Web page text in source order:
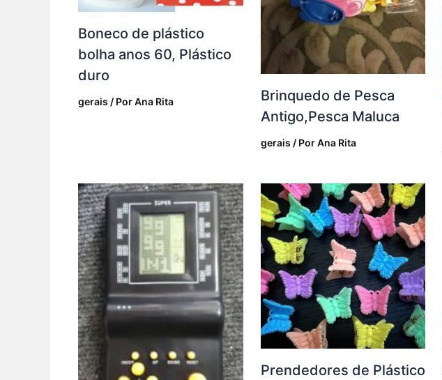
Boneco de plástico
bolha anos 60, Plástico
duro
gerais / PorAna Rita
Brinquedo de Pesca
Antigo,Pesca Maluca
gerais / PorAna Rita
Prendedores de Plástico